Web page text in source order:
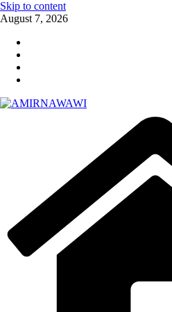
Skip to content
August 7, 2026